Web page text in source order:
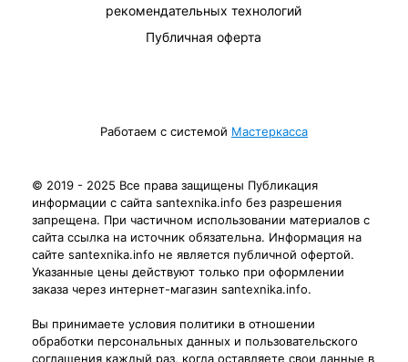
рекомендательных технологий
Публичная оферта
Работаем с системой Мастеркасса
© 2019 - 2025 Все права защищены Публикация
информации с сайта santexnika.info без разрешения
запрещена. При частичном использовании материалов с
сайта ссылка на источник обязательна. Информация на
сайте santexnika.info не является публичной офертой.
Указанные цены действуют только при оформлении
заказа через интернет-магазин santexnika.info.
Вы принимаете условия политики в отношении
обработки персональных данных и пользовательского
соглашения каждый раз, когда оставляете свои данные в